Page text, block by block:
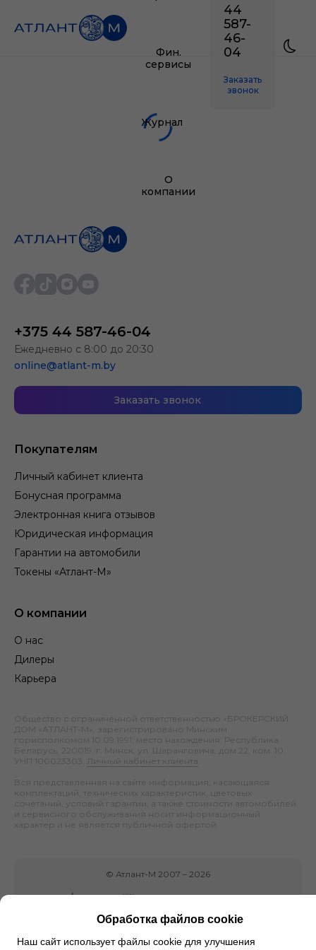
Фин.
сервисы
Журнал
О
компании
44
587-
46-
04
Заказать
звонок
Покупателям
Личный кабинет клиента
Бонусная программа
Электронная книга отзывов
Юридическая информация
Гарантии на автомобили
Токены «Атлант-М»
О компании
О нас
Дилеры
Карьера
+375 44 587-46-04
Ежедневно с 8:00 до 20:30
online@atlant-m.by
Заказать звонок
Общество с ограниченной ответственностью «БРОКЕРСКИЙ
ДОМ «АТЛАНТ-М», зарегистрировано Минским
горисполкомом 10.09.1991; место нахождения: Республика
Беларусь, 220019, г. Минск, ул. Шаранговича, дом 22, ком. 10;
УНП 100023303.
Личный кабинет клиента
Вся представленная на сайте информация, касающаяся
комплектаций, технических характеристик, цветовых
сочетаний, условий гарантии, а также стоимости автомобилей
и сервисного обслуживания носит информационный
характер и не является публичной офертой.
© Атлант-М 2007 – 2026
Обработка файлов cookie
Наш сайт использует файлы cookie для улучшения